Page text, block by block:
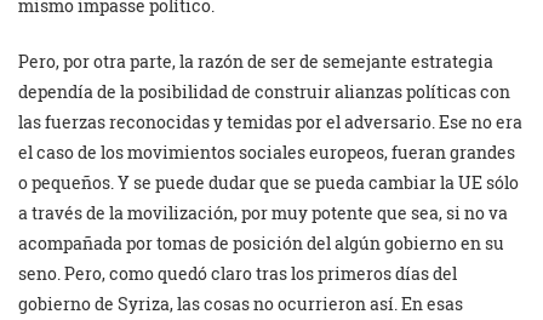
mismo impasse político.
Pero, por otra parte, la razón de ser de semejante estrategia
dependía de la posibilidad de construir alianzas políticas con
las fuerzas reconocidas y temidas por el adversario. Ese no era
el caso de los movimientos sociales europeos, fueran grandes
o pequeños. Y se puede dudar que se pueda cambiar la UE sólo
a través de la movilización, por muy potente que sea, si no va
acompañada por tomas de posición del algún gobierno en su
seno. Pero, como quedó claro tras los primeros días del
gobierno de Syriza, las cosas no ocurrieron así. En esas